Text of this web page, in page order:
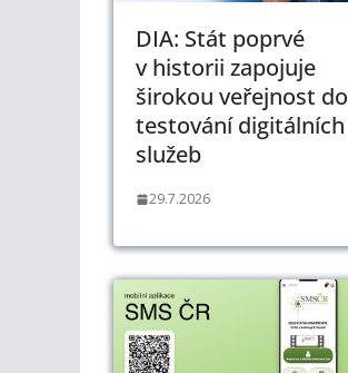
DIA: Stát poprvé
v historii zapojuje
širokou veřejnost do
testování digitálních
služeb
29.7.2026